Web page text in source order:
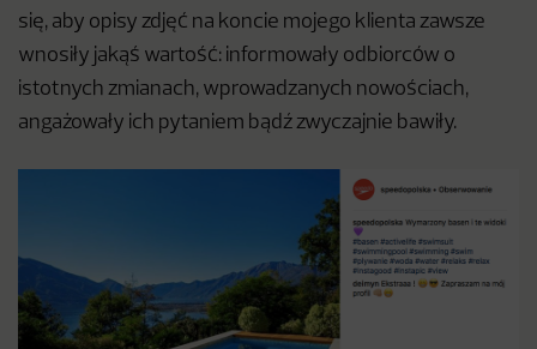
się, aby opisy zdjęć na koncie mojego klienta zawsze
wnosiły jakąś wartość: informowały odbiorców o
istotnych zmianach, wprowadzanych nowościach,
angażowały ich pytaniem bądź zwyczajnie bawiły.